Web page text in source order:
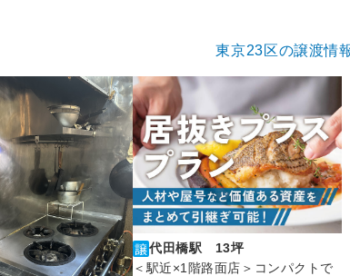
東京23区の譲渡情
代田橋駅 13坪
＜駅近×1階路面店＞コンパクトで